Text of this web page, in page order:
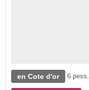
en Cote d'or 6 pess.